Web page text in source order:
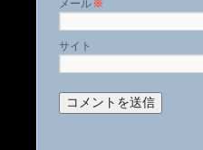
メール※
サイト